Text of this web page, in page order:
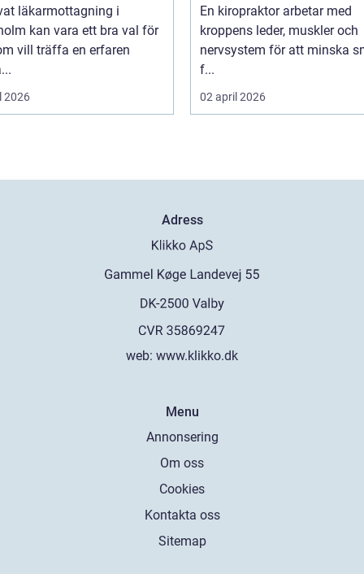
läkarmottagning i
kan vara ett bra val för
vill träffa en erfaren
2026
En kiropraktor arbetar med
kroppens leder, muskler och
nervsystem för att minska
f...
02 april 2026
Adress
web: www.klikko.dk
Menu
Annonsering
Om oss
Cookies
Kontakta oss
Sitemap